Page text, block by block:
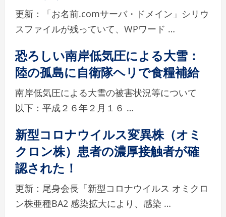
更新：「お名前.comサーバ・ドメイン」シリウ
スファイルが残っていて、WPワード …
恐ろしい南岸低気圧による大雪：
陸の孤島に自衛隊ヘリで食糧補給
南岸低気圧による大雪の被害状況等について
以下：平成２６年２月１６ …
新型コロナウイルス変異株（オミ
クロン株）患者の濃厚接触者が確
認された！
更新：尾身会長「新型コロナウイルス オミクロ
ン株亜種BA2 感染拡大により、感染 …